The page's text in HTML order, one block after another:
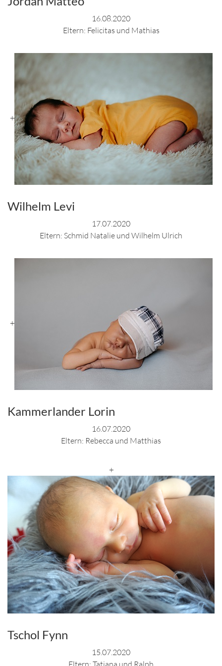
16.08.2020
Eltern: Felicitas und Mathias
+
Wilhelm Levi
17.07.2020
Eltern: Schmid Natalie und Wilhelm Ulrich
+
Kammerlander Lorin
16.07.2020
Eltern: Rebecca und Matthias
+
Tschol Fynn
15.07.2020